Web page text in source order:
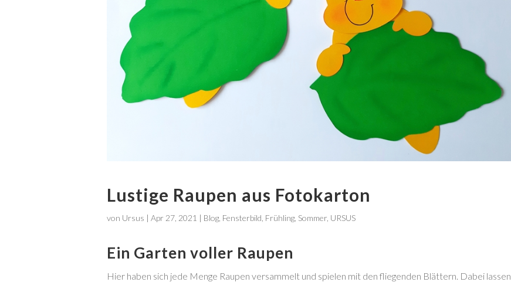
Lustige Raupen aus Fotokarton
von Ursus | Apr 27, 2021 | Blog Fensterbild Frühling Sommer URSUS
Ein Garten voller Raupen
Hier haben sich jede Menge Raupen versammelt und spielen mit den fliegenden Blättern. Dabei lassen